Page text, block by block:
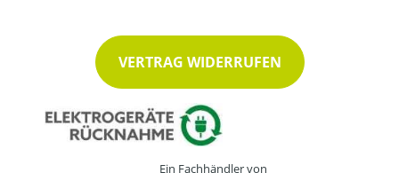
VERTRAG WIDERRUFEN
Ein Fachhändler von